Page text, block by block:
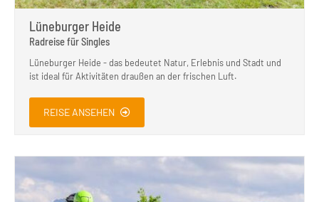
Lüneburger Heide
Radreise für Singles
Lüneburger Heide - das bedeutet Natur, Erlebnis und Stadt und
ist ideal für Aktivitäten draußen an der frischen Luft.
REISE ANSEHEN